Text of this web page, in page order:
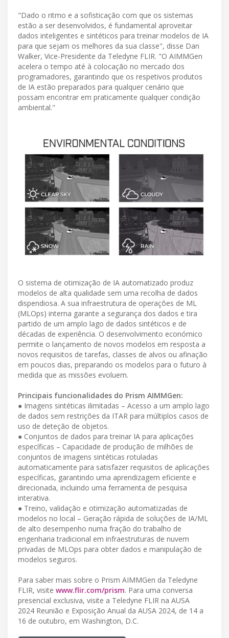
"Dado o ritmo e a sofisticação com que os sistemas
estão a ser desenvolvidos, é fundamental aproveitar
dados inteligentes e sintéticos para treinar modelos de IA
para que sejam os melhores da sua classe", disse Dan
Walker, Vice-Presidente da Teledyne FLIR. "O AIMMGen
acelera o tempo até à colocação no mercado dos
programadores, garantindo que os respetivos produtos
de IA estão preparados para qualquer cenário que
possam encontrar em praticamente qualquer condição
ambiental."
O sistema de otimização de IA automatizado produz
modelos de alta qualidade sem uma recolha de dados
dispendiosa. A sua infraestrutura de operações de ML
(MLOps) interna garante a segurança dos dados e tira
partido de um amplo lago de dados sintéticos e de
décadas de experiência. O desenvolvimento económico
permite o lançamento de novos modelos em resposta a
novos requisitos de tarefas, classes de alvos ou afinação
em poucos dias, preparando os modelos para o futuro à
medida que as missões evoluem.
Principais funcionalidades do Prism AIMMGen:
● Imagens sintéticas ilimitadas – Acesso a um amplo lago
de dados sem restrições da ITAR para múltiplos casos de
uso de deteção de objetos.
● Conjuntos de dados para treinar IA para aplicações
específicas – Capacidade de produção de milhões de
conjuntos de imagens sintéticas rotuladas
automaticamente para satisfazer requisitos de aplicações
específicas, garantindo uma aprendizagem eficiente e
direcionada, incluindo uma ferramenta de pesquisa
interativa.
● Treino, validação e otimização automatizadas de
modelos no local – Geração rápida de soluções de IA/ML
de alto desempenho numa fração do trabalho de
engenharia tradicional em infraestruturas de nuvem
privadas de MLOps para obter dados e manipulação de
modelos seguros.
Para saber mais sobre o Prism AIMMGen da Teledyne
FLIR, visite www.flir.com/prism. Para uma conversa
presencial exclusiva, visite a Teledyne FLIR na AUSA
2024 Reunião e Exposição Anual da AUSA 2024, de 14 a
16 de outubro, em Washington, D.C.